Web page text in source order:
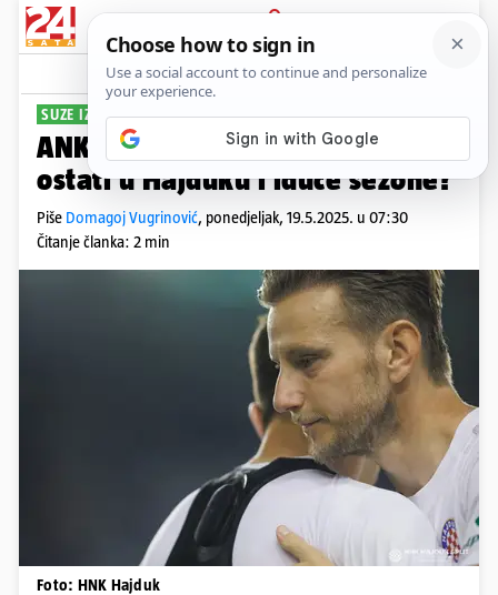
PRIJAVA
Sport Komentari
SUZE IZAZVALE UPITNIKE
ANKETA Treba li Ivan Rakitić
ostati u Hajduku i iduće sezone?
Piše Domagoj Vugrinović, ponedjeljak, 19.5.2025. u 07:30
Čitanje članka: 2 min
Foto: HNK Hajduk